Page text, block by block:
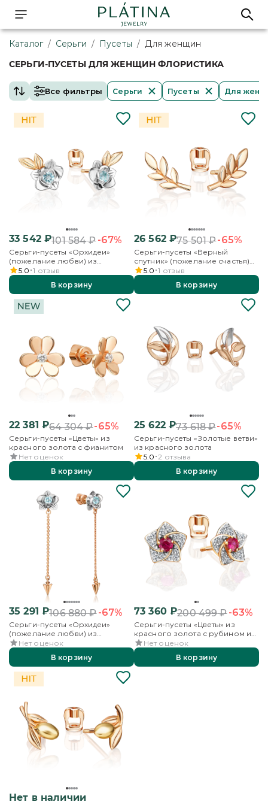
Каталог / Серьги / Пусеты / Для женщин
СЕРЬГИ-ПУСЕТЫ ДЛЯ ЖЕНЩИН ФЛОРИСТИКА
Все фильтры Серьги Пусеты Для
33 542₽101 584₽-67%
Серьги-пусеты «Орхидеи»
(пожелание любви) из
комбинированного золота с
топазом
5.0 1 отзыв
В корзину
26 562₽75 501₽-65%
Серьги-пусеты «Верный
спутник» (пожелание счастья)
из красного золота
5.0 1 отзыв
В корзину
22 381 ₽64 304₽-65%
Серьги-пусеты «Цветы» из
красного золота с фианитом
Нет оценок
В корзину
25 622₽73 618₽-65%
Серьги-пусеты «Золотые ветви»
из красного золота
5.0 2 отзыва
В корзину
35 291 ₽106 880₽-67%
Серьги-пусеты «Орхидеи»
(пожелание любви) из
комбинированного золота с
топазом
Нет оценок
В корзину
73 360₽200 499₽-63%
Серьги-пусеты «Цветы» из
красного золота с рубином и
бриллиантами
Нет оценок
В корзину
Нет в наличии